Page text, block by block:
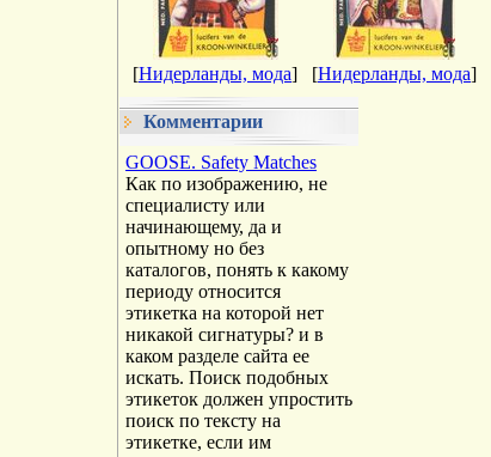
[Нидерланды, мода] [Нидерланды, мода]
Комментарии
GOOSE. Safety Matches
Как по изображению, не
специалисту или
начинающему, да и
опытному но без
каталогов, понять к какому
периоду относится
этикетка на которой нет
никакой сигнатуры? и в
каком разделе сайта ее
искать. Поиск подобных
этикеток должен упростить
поиск по тексту на
этикетке, если им